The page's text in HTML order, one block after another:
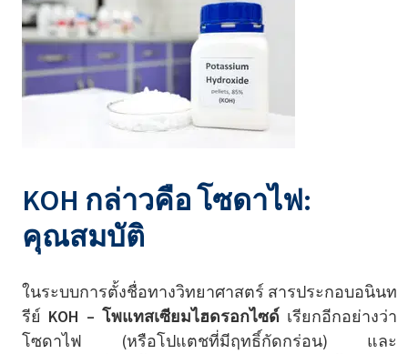
KOH กล่าวคือ โซดาไฟ:
คุณสมบัติ
ในระบบการตั้งชื่อทางวิทยาศาสตร์ สารประกอบอนินท
รีย์ KOH – โพแทสเซียมไฮดรอกไซด์ เรียกอีกอย่างว่า
โซดาไฟ (หรือโปแตชที่มีฤทธิ์กัดกร่อน) และ